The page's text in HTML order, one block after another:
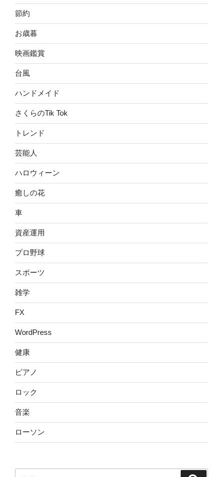
節約
お歳暮
映画鑑賞
台風
ハンドメイド
さくらのTik Tok
トレンド
芸能人
ハロウィーン
癒しの花
車
資産運用
プロ野球
スポーツ
雑学
FX
WordPress
健康
ピアノ
ロック
音楽
ローソン